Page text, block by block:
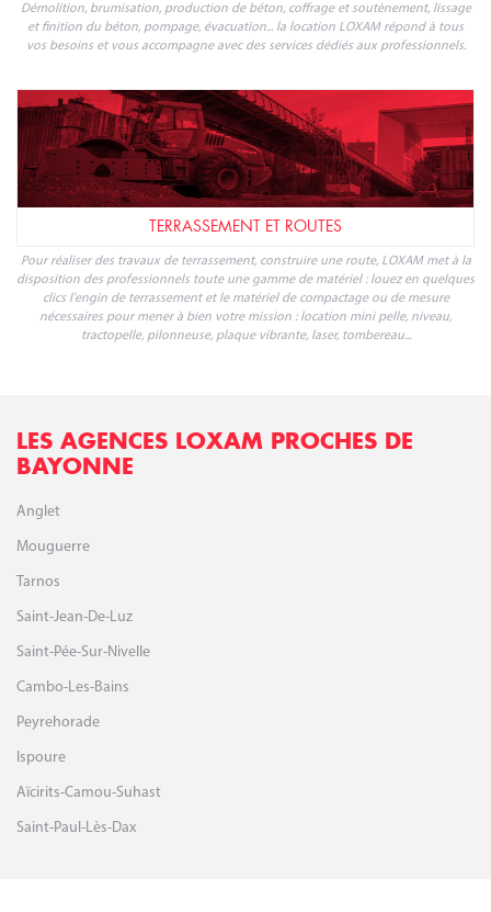
Démolition, brumisation, production de béton, coffrage et soutènement, lissage
et finition du béton, pompage, évacuation... la location LOXAM répond à tous
vos besoins et vous accompagne avec des services dédiés aux professionnels.
TERRASSEMENT ET ROUTES
Pour réaliser des travaux de terrassement, construire une route, LOXAM met à la
disposition des professionnels toute une gamme de matériel : louez en quelques
clics l'engin de terrassement et le matériel de compactage ou de mesure
nécessaires pour mener à bien votre mission : location mini pelle, niveau,
tractopelle, pilonneuse, plaque vibrante, laser, tombereau...
LES AGENCES LOXAM PROCHES DE
BAYONNE
Anglet
Mouguerre
Tarnos
Saint-Jean-De-Luz
Saint-Pée-Sur-Nivelle
Cambo-Les-Bains
Peyrehorade
Ispoure
Aïcirits-Camou-Suhast
Saint-Paul-Lès-Dax